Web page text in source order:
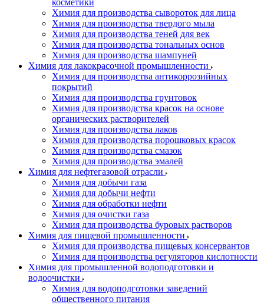
косметики
Химия для производства сывороток для лица
Химия для производства твердого мыла
Химия для производства теней для век
Химия для производства тональных основ
Химия для производства шампуней
Химия для лакокрасочной промышленности
Химия для производства антикоррозийных
покрытий
Химия для производства грунтовок
Химия для производства красок на основе
органических растворителей
Химия для производства лаков
Химия для производства порошковых красок
Химия для производства смазок
Химия для производства эмалей
Химия для нефтегазовой отрасли
Химия для добычи газа
Химия для добычи нефти
Химия для обработки нефти
Химия для очистки газа
Химия для производства буровых растворов
Химия для пищевой промышленности
Химия для производства пищевых консервантов
Химия для производства регуляторов кислотности
Химия для промышленной водоподготовки и
водоочистки
Химия для водоподготовки заведений
общественного питания